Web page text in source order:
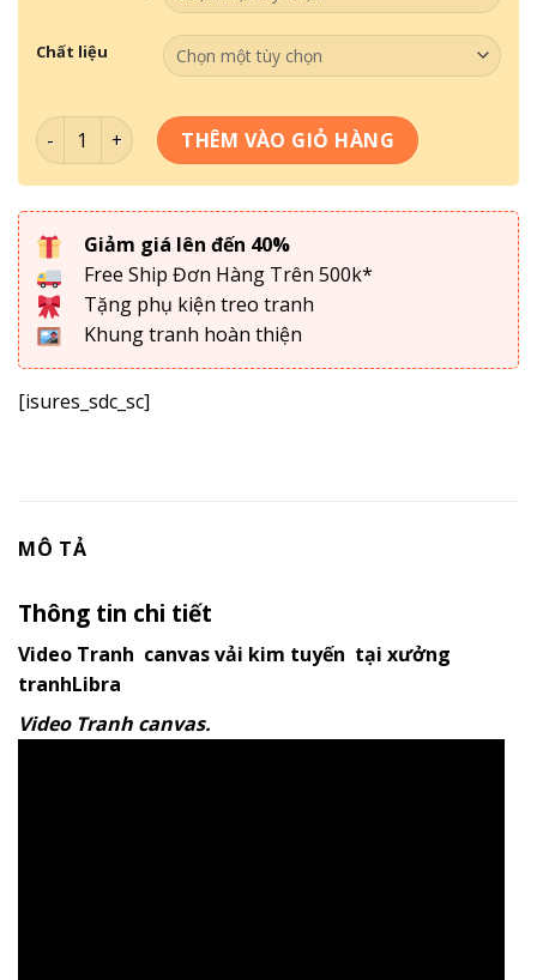
Chất liệu
Tranh Tối Giản - Tranh Decor DC5-136 số lượng
THÊM VÀO GIỎ HÀNG
Giảm giá lên đến 40%
Free Ship Đơn Hàng Trên 500k*
Tặng phụ kiện treo tranh
Khung tranh hoàn thiện
[isures_sdc_sc]
MÔ TẢ
Thông tin chi tiết
Video Tranh canvas vải kim tuyến tại xưởng
tranhLibra
Video Tranh canvas.